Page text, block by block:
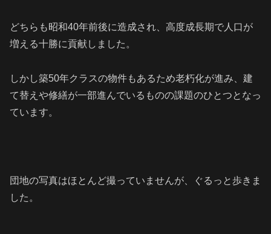
どちらも昭和40年前後に造成され、高度成長期で人口が
増える十勝に貢献しました。
しかし築50年クラスの物件もあるため老朽化が進み、建
て替えや修繕が一部進んでいるものの課題のひとつとなっ
ています。
団地の写真はほとんど撮っていませんが、ぐるっと歩きま
した。